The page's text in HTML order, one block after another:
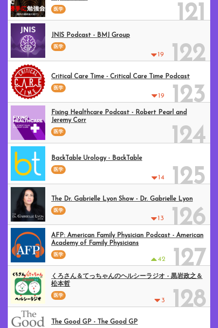
121
医学
19 122
JNIS Podcast - BMJ Group
医学
19 123
Critical Care Time - Critical Care Time Podcast
医学
124
Fixing Healthcare Podcast - Robert Pearl and
Jeremy Corr
医学
14 125
BackTable Urology - BackTable
医学
13 126
The Dr. Gabrielle Lyon Show - Dr. Gabrielle Lyon
医学
42 127
AFP: American Family Physician Podcast - American
Academy of Family Physicians
医学
3 128
くろさん＆てっちゃんのヘルシーラジオ - 黒岩政之＆
松本哲
医学
The Good GP - The Good GP